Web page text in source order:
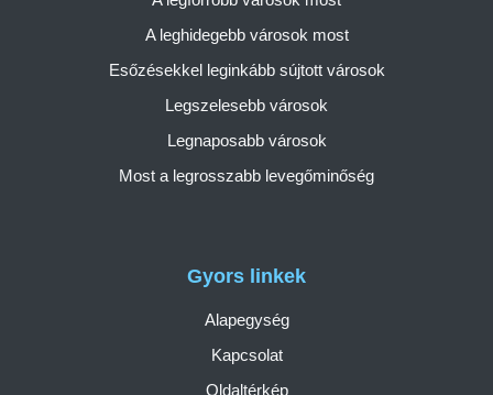
Gyors linkek
Alapegység
Kapcsolat
Oldaltérkép
A leghidegebb városok most
Esőzésekkel leginkább sújtott városok
Legszelesebb városok
Legnaposabb városok
Most a legrosszabb levegőminőség